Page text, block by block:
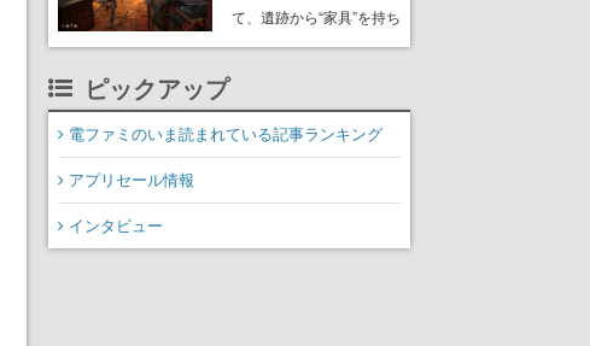
て、遺跡から“家具”を持ち
帰るホラーアクションゲ
売。迫る“腐敗”から逃げ延
び、持ち帰った家具で基
ピックアップ
電ファミのいま読まれている記事ランキング
アプリセール情報
インタビュー